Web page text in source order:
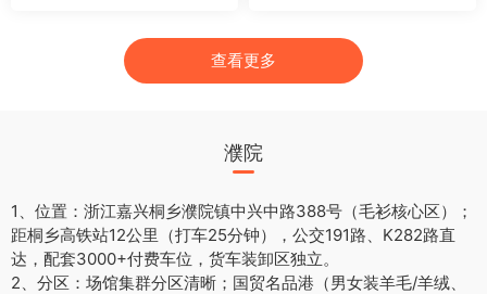
查看更多
濮院
1、位置：浙江嘉兴桐乡濮院镇中兴中路388号（毛衫核心区）；
距桐乡高铁站12公里（打车25分钟），公交191路、K282路直
达，配套3000+付费车位，货车装卸区独立。
2、分区：场馆集群分区清晰；国贸名品港（男女装羊毛/羊绒、